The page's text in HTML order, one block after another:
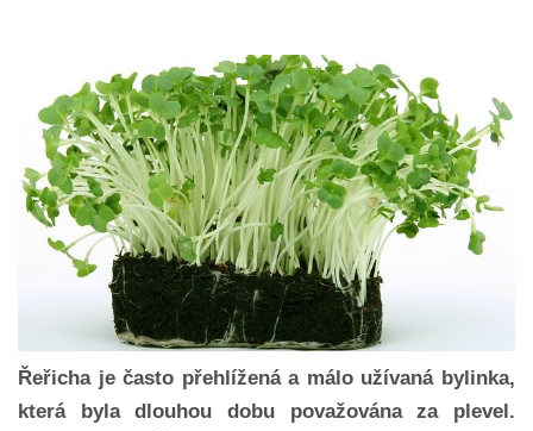
Řeřicha je často přehlížená a málo užívaná bylinka,
která byla dlouhou dobu považována za plevel.